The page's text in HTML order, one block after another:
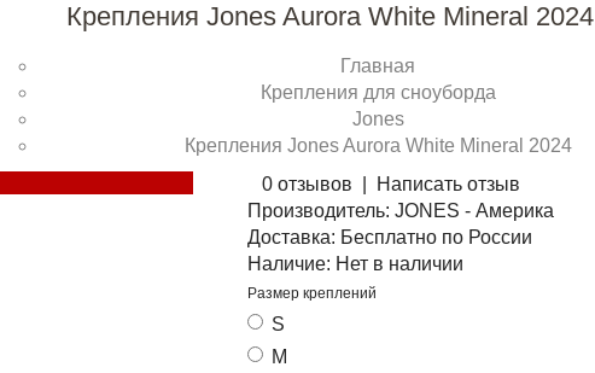
Крепления Jones Aurora White Mineral 2024
Главная
Крепления для сноуборда
Jones
Крепления Jones Aurora White Mineral 2024
0 отзывов
Написать отзыв
Производитель: JONES - Америка
Доставка: Бесплатно по России
Наличие: Нет в наличии
Размер креплений
S
M